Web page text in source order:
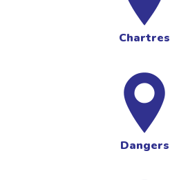
Chartres
Dangers